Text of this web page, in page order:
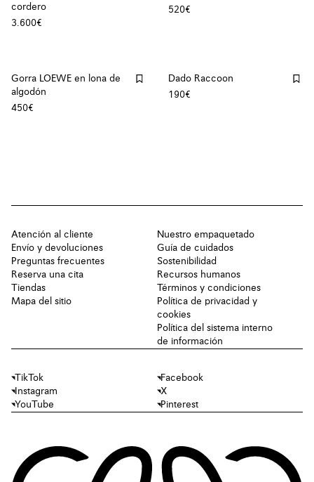
cordero
3.600€
520€
Gorra LOEWE en lona de
algodón
450€
Dado Raccoon
190€
Atención al cliente
Envío y devoluciones
Preguntas frecuentes
Reserva una cita
Tiendas
Mapa del sitio
Nuestro empaquetado
Guía de cuidados
Sostenibilidad
Recursos humanos
Términos y condiciones
Política de privacidad y
cookies
Política del sistema interno
de información
TikTok
Facebook
Instagram
X
YouTube
Pinterest